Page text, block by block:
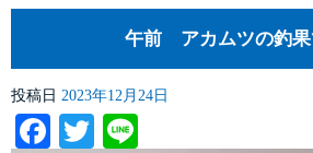
午前 アカムツの釣果
投稿日 2023年12月24日
Facebook
Twitter